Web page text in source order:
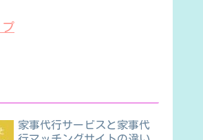
プ
家事代行サービスと家事代